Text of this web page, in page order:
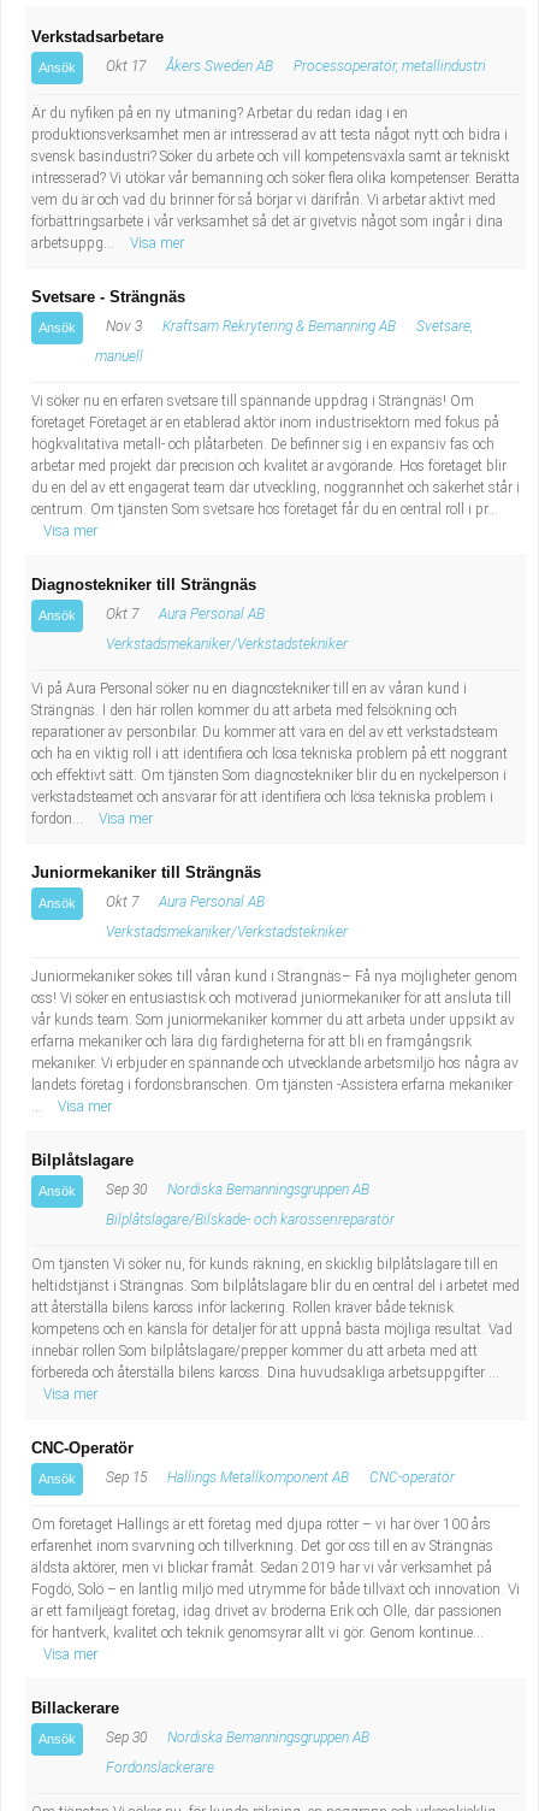
Verkstadsarbetare
Ansök Okt 17 Åkers Sweden AB Processoperatör, metallindustri
Är du nyfiken på en ny utmaning? Arbetar du redan idag i en
produktionsverksamhet men är intresserad av att testa något nytt och bidra i
svensk basindustri? Söker du arbete och vill kompetensväxla samt är tekniskt
intresserad? Vi utökar vår bemanning och söker flera olika kompetenser. Berätta
vem du är och vad du brinner för så börjar vi därifrån. Vi arbetar aktivt med
förbättringsarbete i vår verksamhet så det är givetvis något som ingår i dina
arbetsuppg...
Visa mer
Svetsare - Strängnäs
Ansök Nov 3 Kraftsam Rekrytering & Bemanning AB
Svetsare,
manuell
Vi söker nu en erfaren svetsare till spännande uppdrag i Strängnäs! Om
företaget Företaget är en etablerad aktör inom industrisektorn med fokus på
högkvalitativa metall- och plåtarbeten. De befinner sig i en expansiv fas och
arbetar med projekt där precision och kvalitet är avgörande. Hos företaget blir
du en del av ett engagerat team där utveckling, noggrannhet och säkerhet står i
centrum. Om tjänsten Som svetsare hos företaget får du en central roll i pr...
Visa mer
Diagnostekniker till Strängnäs
Ansök Okt 7
Aura Personal AB
Verkstadsmekaniker/Verkstadstekniker
Vi på Aura Personal söker nu en diagnostekniker till en av våran kund i
Strängnäs. I den här rollen kommer du att arbeta med felsökning och
reparationer av personbilar. Du kommer att vara en del av ett verkstadsteam
och ha en viktig roll i att identifiera och lösa tekniska problem på ett noggrant
och effektivt sätt. Om tjänsten Som diagnostekniker blir du en nyckelperson i
verkstadsteamet och ansvarar för att identifiera och lösa tekniska problem i
fordon...
Visa mer
Juniormekaniker till Strängnäs
Ansök Okt 7
Aura Personal AB
Verkstadsmekaniker/Verkstadstekniker
Juniormekaniker sökes till våran kund i Strängnäs– Få nya möjligheter genom
oss! Vi söker en entusiastisk och motiverad juniormekaniker för att ansluta till
vår kunds team. Som juniormekaniker kommer du att arbeta under uppsikt av
erfarna mekaniker och lära dig färdigheterna för att bli en framgångsrik
mekaniker. Vi erbjuder en spännande och utvecklande arbetsmiljö hos några av
landets företag i fordonsbranschen. Om tjänsten -Assistera erfarna mekaniker
...
Visa mer
Bilplåtslagare
Ansök Sep 30
Nordiska Bemanningsgruppen AB
Bilplåtslagare/Bilskade- och karosserireparatör
Om tjänsten Vi söker nu, för kunds räkning, en skicklig bilplåtslagare till en
heltidstjänst i Strängnäs. Som bilplåtslagare blir du en central del i arbetet med
att återställa bilens kaross inför lackering. Rollen kräver både teknisk
kompetens och en känsla för detaljer för att uppnå bästa möjliga resultat. Vad
innebär rollen Som bilplåtslagare/prepper kommer du att arbeta med att
förbereda och återställa bilens kaross. Dina huvudsakliga arbetsuppgifter ...
Visa mer
CNC-Operatör
Ansök Sep 15 Hallings Metallkomponent AB CNC-operatör
Om företaget Hallings är ett företag med djupa rötter – vi har över 100 års
erfarenhet inom svarvning och tillverkning. Det gör oss till en av Strängnäs
äldsta aktörer, men vi blickar framåt. Sedan 2019 har vi vår verksamhet på
Fogdö, Solö – en lantlig miljö med utrymme för både tillväxt och innovation. Vi
är ett familjeägt företag, idag drivet av bröderna Erik och Olle, där passionen
för hantverk, kvalitet och teknik genomsyrar allt vi gör. Genom kontinue...
Visa mer
Billackerare
Ansök Sep 30
Nordiska Bemanningsgruppen AB
Fordonslackerare